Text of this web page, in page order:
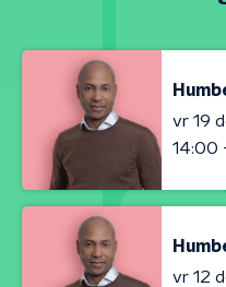
vr 19
14:00
vr 12